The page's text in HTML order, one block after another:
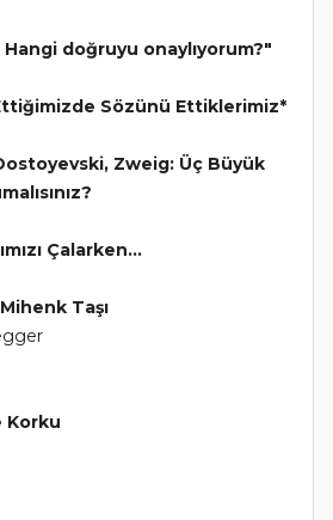
Hangi doğruyu onaylıyorum?"
Sözünü Ettiklerimiz*
Zweig: Üç Büyük
Çalarken...
Taşı
Korku